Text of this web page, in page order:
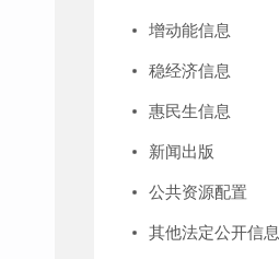
增动能信息
稳经济信息
惠民生信息
新闻出版
公共资源配置
其他法定公开信息